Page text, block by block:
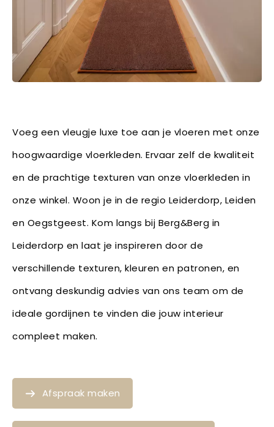
Voeg een vleugje luxe toe aan je vloeren met onze
hoogwaardige vloerkleden. Ervaar zelf de kwaliteit
en de prachtige texturen van onze vloerkleden in
onze winkel. Woon je in de regio Leiderdorp, Leiden
en Oegstgeest. Kom langs bij Berg&Berg in
Leiderdorp en laat je inspireren door de
verschillende texturen, kleuren en patronen, en
ontvang deskundig advies van ons team om de
ideale gordijnen te vinden die jouw interieur
compleet maken.
Afspraak maken